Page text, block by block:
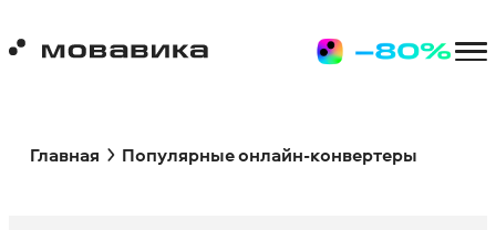
Главная Популярные онлайн-конвертеры